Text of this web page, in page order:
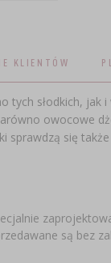
KLIENTÓW
tych słodkich, jak
owocowe
sprawdzą się
są bez